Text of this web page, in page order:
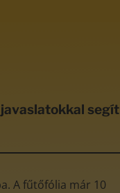
segít
A fűtőfólia már 10